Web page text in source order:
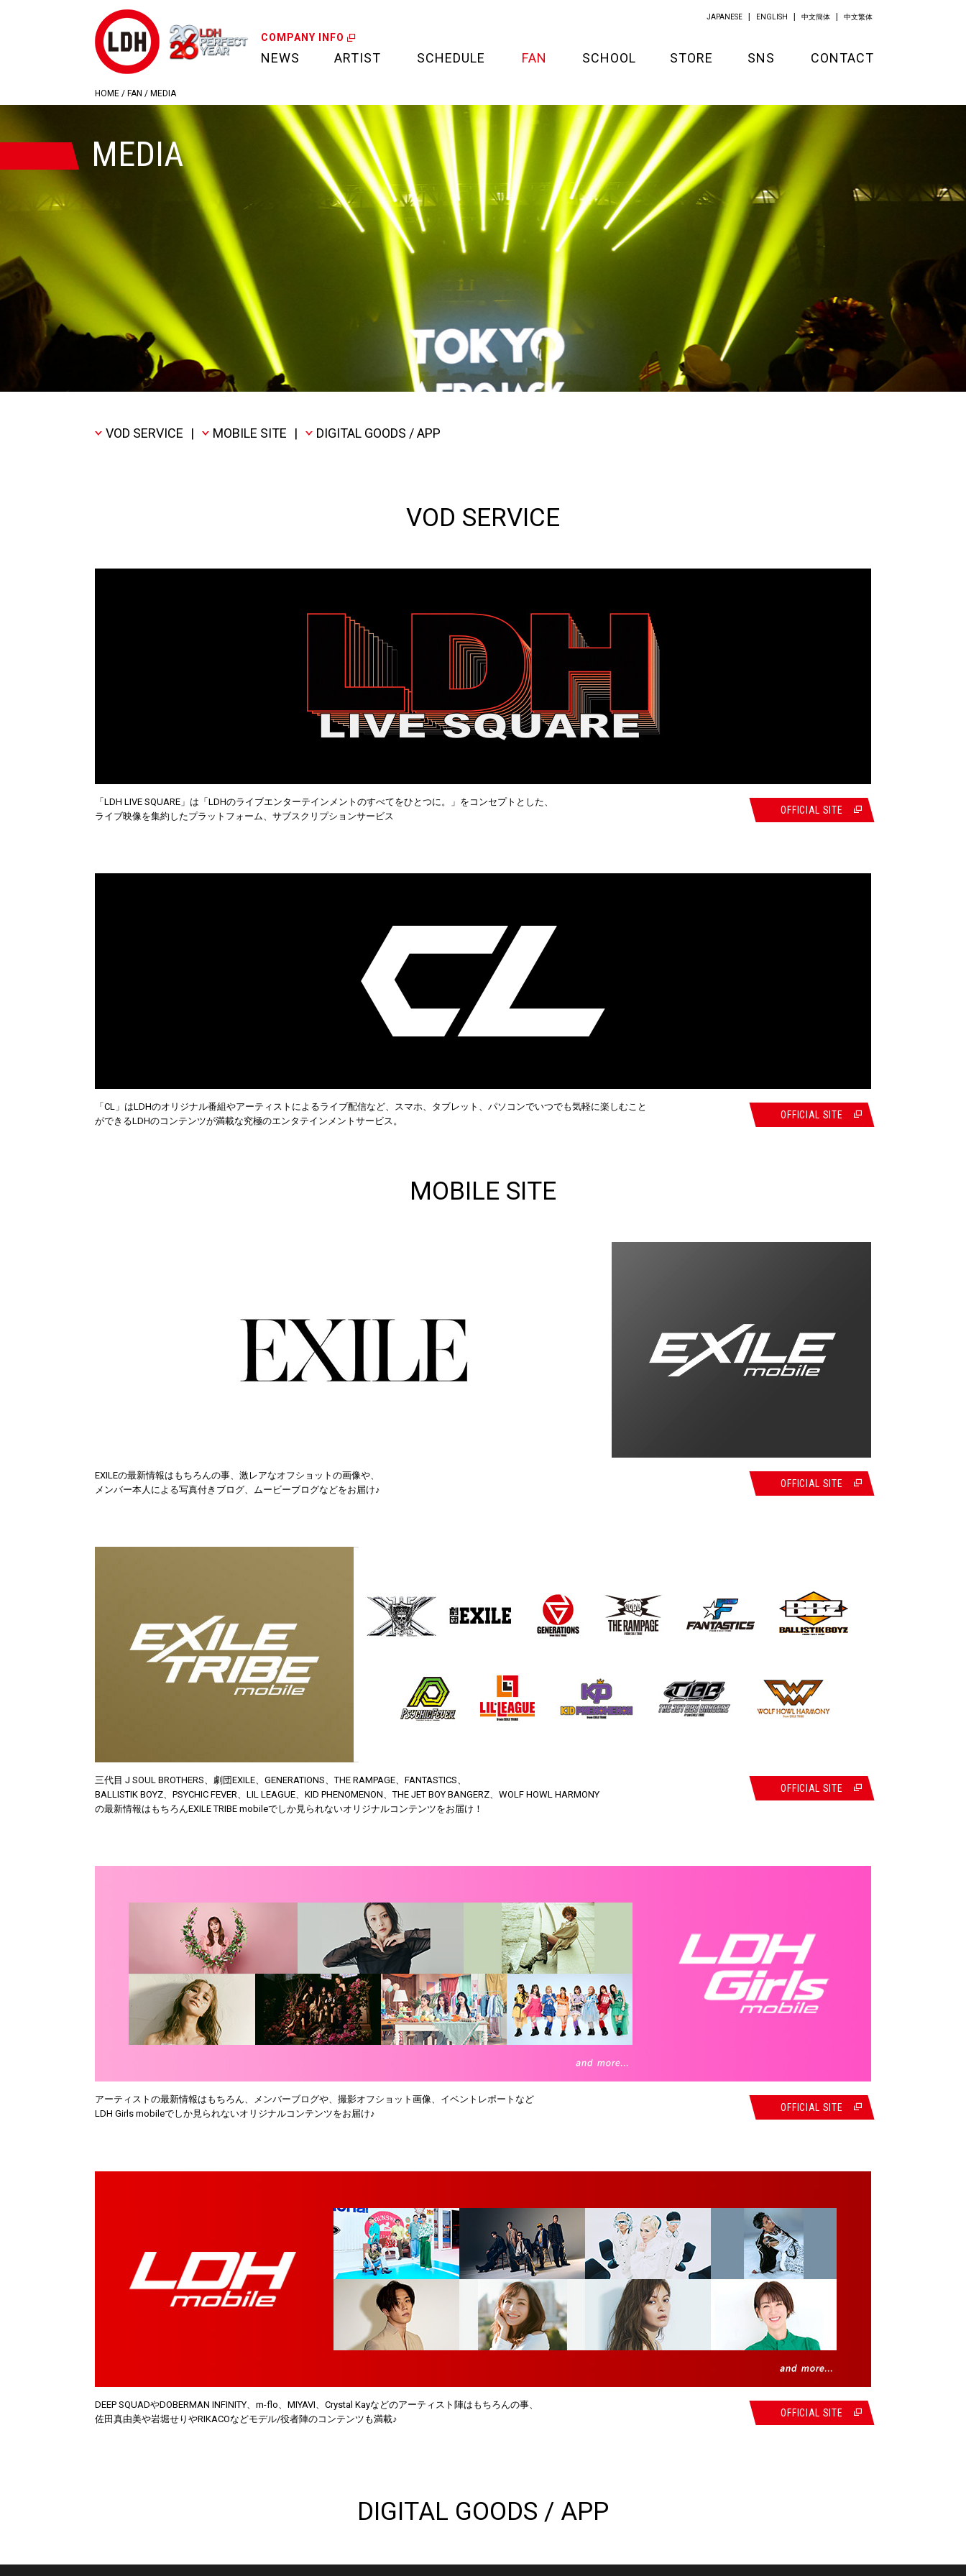
COMPANY INFO
NEWS ARTIST SCHEDULE
CALENDAR
FAN
FAN CLUB
MEDIA
CREDIT CARD
PROJECT
SCHOOL STORE
APPAREL
KITCHEN
SNS CONTACT
JAPANESE ENGLISH 中文簡体 中文繁体
HOME / FAN / MEDIA
MEDIA
VOD SERVICE | MOBILE SITE | DIGITAL GOODS / APP
VOD SERVICE
「LDH LIVE SQUARE」は「LDHのライブエンターテインメントのすべてをひとつに。」をコンセプトとした、
ライブ映像を集約したプラットフォーム、サブスクリプションサービス
OFFICIAL SITE
「CL」はLDHのオリジナル番組やアーティストによるライブ配信など、スマホ、タブレット、パソコンでいつでも気軽に楽しむこと
ができるLDHのコンテンツが満載な究極のエンタテインメントサービス。
OFFICIAL SITE
MOBILE SITE
EXILEの最新情報はもちろんの事、激レアなオフショットの画像や、
メンバー本人による写真付きブログ、ムービーブログなどをお届け♪
OFFICIAL SITE
三代目 J SOUL BROTHERS、劇団EXILE、GENERATIONS、THE RAMPAGE、FANTASTICS、
BALLISTIK BOYZ、PSYCHIC FEVER、LIL LEAGUE、KID PHENOMENON、THE JET BOY BANGERZ、WOLF HOWL HARMONY
の最新情報はもちろんEXILE TRIBE mobileでしか見られないオリジナルコンテンツをお届け！
OFFICIAL SITE
アーティストの最新情報はもちろん、メンバーブログや、撮影オフショット画像、イベントレポートなど
LDH Girls mobileでしか見られないオリジナルコンテンツをお届け♪
OFFICIAL SITE
DEEP SQUADやDOBERMAN INFINITY、m-flo、MIYAVI、Crystal Kayなどのアーティスト陣はもちろんの事、
佐田真由美や岩堀せりやRIKACOなどモデル/役者陣のコンテンツも満載♪
OFFICIAL SITE
DIGITAL GOODS / APP